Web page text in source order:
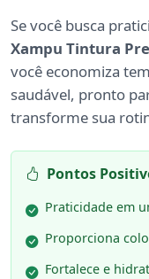
Se você busca
Xampu Tintura
você economiza
saudável, pronto
transforme sua
Pontos
Praticidade em
Proporciona
Fortalece e